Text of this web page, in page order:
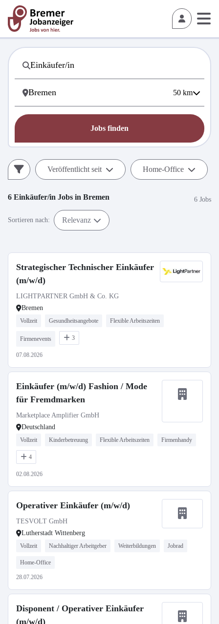
50 km
Jobs finden
Veröffentlicht seit Home-Office
6 Einkäufer/in Jobs in Bremen 6 Jobs
Sortieren nach: Relevanz
Strategischer Technischer Einkäufer
(m/w/d)
LIGHTPARTNER GmbH & Co. KG
Bremen
Vollzeit Gesundheitsangebote Flexible Arbeitszeiten
Firmenevents 3
07.08.2026
Einkäufer (m/w/d) Fashion / Mode
für Fremdmarken
Marketplace Amplifier GmbH
Deutschland
Vollzeit Kinderbetreuung Flexible Arbeitszeiten Firmenhandy
4
02.08.2026
Operativer Einkäufer (m/w/d)
TESVOLT GmbH
Lutherstadt Wittenberg
Vollzeit Nachhaltiger Arbeitgeber Weiterbildungen Jobrad
Home-Office
28.07.2026
Disponent / Operativer Einkäufer
(m/w/d)